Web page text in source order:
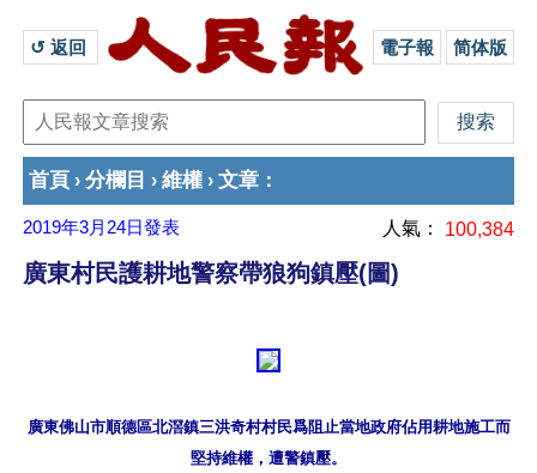
↺ 返回 電子報 简体版
首頁 › 分欄目 › 維權 › 文章 ：
2019年3月24日發表 人氣： 100,384
廣東村民護耕地警察帶狼狗鎮壓(圖)
廣東佛山市順德區北滘鎮三洪奇村村民爲阻止當地政府佔用耕地施工而